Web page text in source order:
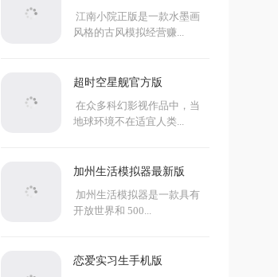
江南小院正版是一款水墨画
风格的古风模拟经营赚...
超时空星舰官方版
在众多科幻影视作品中，当
地球环境不在适宜人类...
加州生活模拟器最新版
加州生活模拟器是一款具有
开放世界和 500...
恋爱实习生手机版